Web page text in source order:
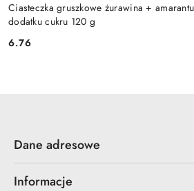
Ciasteczka gruszkowe żurawina +
dodatku cukru 120 g
Cena:
6.76
Dane adresowe
Informacje